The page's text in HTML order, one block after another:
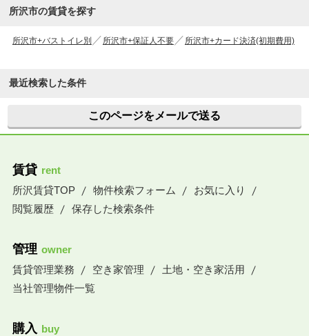
所沢市の賃貸を探す
所沢市+バストイレ別 所沢市+保証人不要 所沢市+カード決済(初期費用)
最近検索した条件
このページをメールで送る
賃貸 rent
所沢賃貸TOP
物件検索フォーム
お気に入り
閲覧履歴
保存した検索条件
管理 owner
賃貸管理業務
空き家管理
土地・空き家活用
当社管理物件一覧
購入 buy